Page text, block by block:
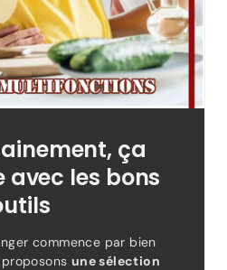
ça
avec les bons
commence par bien
une sélection